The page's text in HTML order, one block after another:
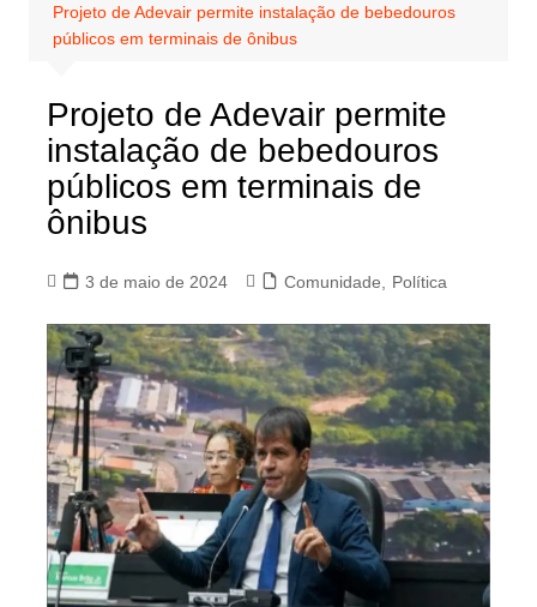
Projeto de Adevair permite instalação de bebedouros
públicos em terminais de ônibus
Projeto de Adevair permite
instalação de bebedouros
públicos em terminais de
ônibus
3 de maio de 2024 Comunidade Política